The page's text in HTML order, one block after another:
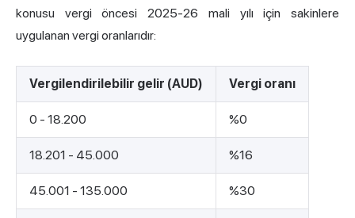
konusu vergi öncesi 2025-26 mali yılı için sakinlere
uygulanan vergi oranlarıdır:
Vergilendirilebilir gelir (AUD) Vergi oranı
0 - 18.200 %0
18.201 - 45.000 %16
45.001 - 135.000 %30